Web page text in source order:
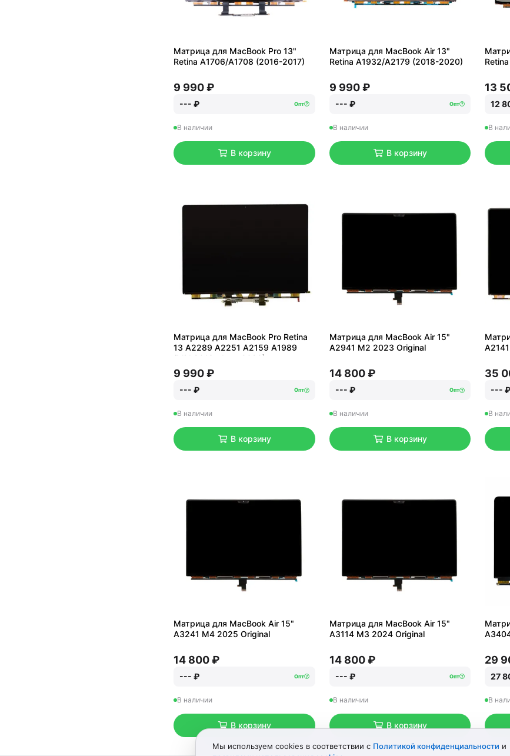
Матрица для MacBook Pro 13"
Retina A1706/A1708 (2016-2017)
9 990 ₽
--- ₽ Опт
В наличии
В корзину
Матрица для MacBook Air 13"
Retina A1932/A2179 (2018-2020)
9 990 ₽
--- ₽ Опт
В наличии
В корзину
13
12
В
Матрица для MacBook Pro Retina
13 A2289 A2251 A2159 A1989
(Mid 2018 - Late 2020)
9 990 ₽
--- ₽ Опт
В наличии
В корзину
Матрица для MacBook Air 15"
A2941 M2 2023 Original
14 800 ₽
--- ₽ Опт
В наличии
В корзину
A2141
35
--- ₽
В
Матрица для MacBook Air 15"
A3241 M4 2025 Original
14 800 ₽
--- ₽ Опт
В наличии
В корзину
Матрица для MacBook Air 15"
A3114 M3 2024 Original
14 800 ₽
--- ₽ Опт
В наличии
В корзину
29
27
В
Мы используем cookies в соответствии с Политикой конфиденциальности и